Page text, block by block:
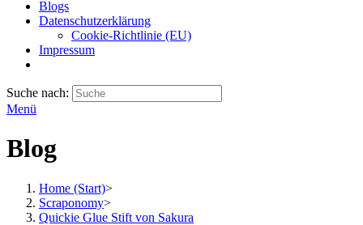
Blogs
Datenschutzerklärung
Cookie-Richtlinie (EU)
Impressum
Suche nach:
Menü
Blog
Home (Start)>
Scraponomy>
Quickie Glue Stift von Sakura